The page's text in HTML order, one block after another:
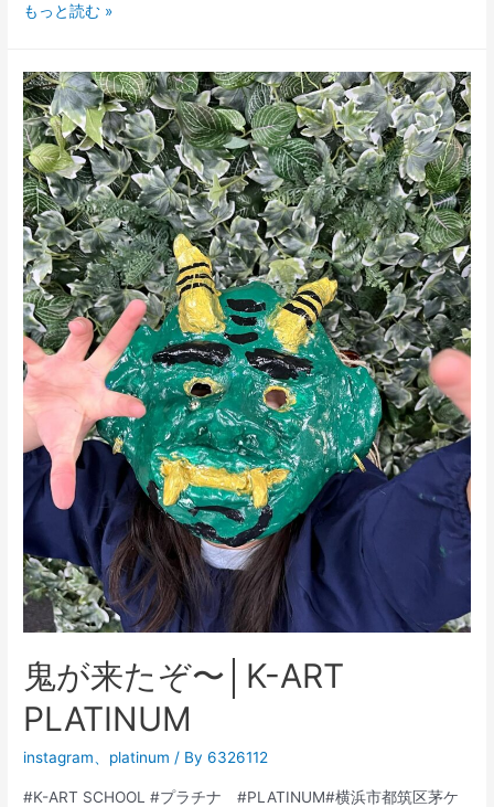
ア
ル
絵
の
具
の
「赤
の
室
内」
│K-
ART
PLATINUM
もっと読む »
鬼が来たぞ〜│K-ART
PLATINUM
instagram platinum / By6326112
#K-ART SCHOOL #プラチナ #PLATINUM#横浜市都筑区茅ケ